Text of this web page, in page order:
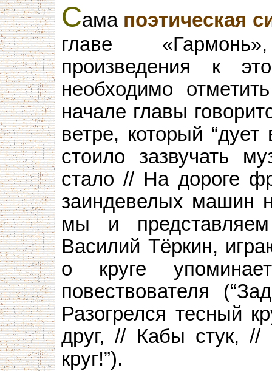
Сама поэтическая
главе
произведения к
необходимо
начале главы
ветре, который
стоило зазвучать
стало // На дороге
заиндевелых машин
мы и
Василий Тёркин,
о круге
повествователя
Разогрелся тесный
друг, // Кабы стук,
круг!”).